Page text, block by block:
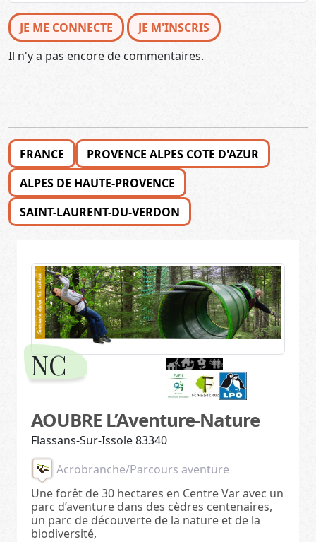
JE ME CONNECTE
JE M'INSCRIS
Il n'y a pas encore de commentaires.
FRANCE
PROVENCE ALPES COTE D'AZUR
ALPES DE HAUTE-PROVENCE
SAINT-LAURENT-DU-VERDON
NC
AOUBRE L’Aventure-Nature
Flassans-Sur-Issole 83340
Acrobranche/Parcours aventure
Une forêt de 30 hectares en Centre Var avec un
parc d’aventure dans des cèdres centenaires,
un parc de découverte de la nature et de la
biodiversité,